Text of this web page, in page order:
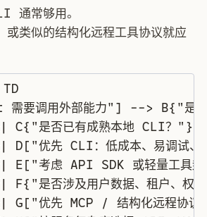
通常够用。
或类似的结构化远程工具协议就应
要调用外部能力"] --> B{"是否
C{"是否已有成熟本地 CLI？"}
优先 CLI：低成本、易调试、
E["考虑 API SDK 或轻量工具
是否涉及用户数据、租户、权
优先 MCP / 结构化远程协议